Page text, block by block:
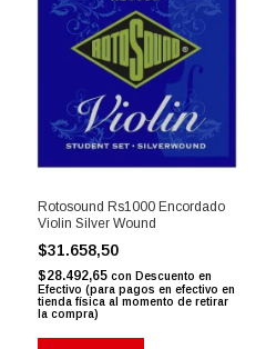
Rotosound Rs1000 Encordado
Violin Silver Wound
$31.658,50
$28.492,65 con Descuento en
Efectivo (para pagos en efectivo en
tienda física al momento de retirar
la compra)